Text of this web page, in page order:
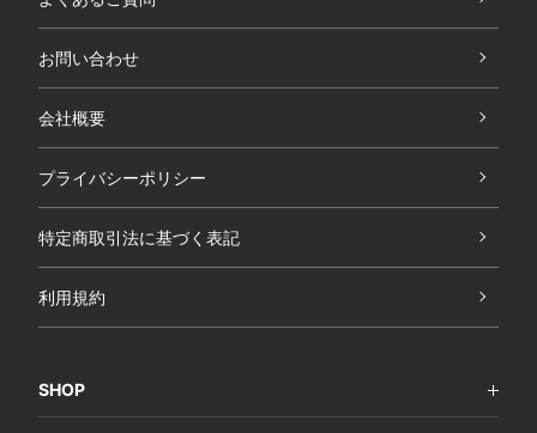
お問い合わせ
会社概要
プライバシーポリシー
特定商取引法に基づく表記
利用規約
SHOP